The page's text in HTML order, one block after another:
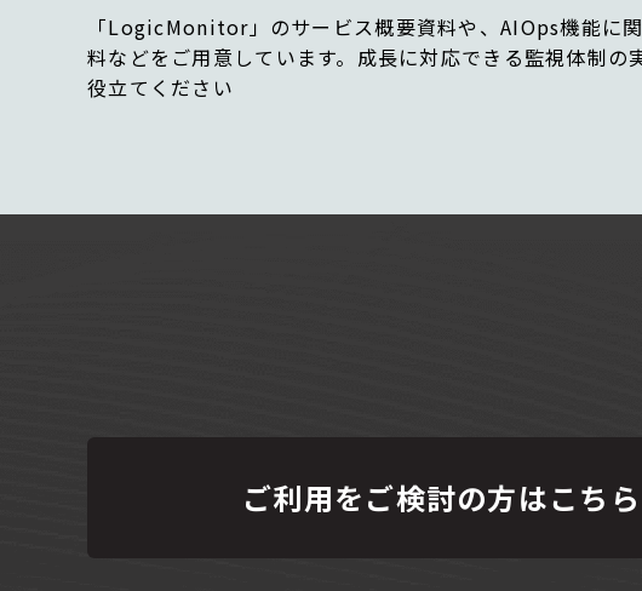
「LogicMonitor」のサービス概要資料や、AIOps機能に
料などをご用意しています。成長に対応できる監視体制の
役立てください
ご利用をご検討の方はこちら